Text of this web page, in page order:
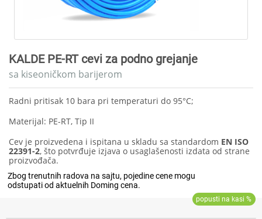
KALDE PE-RT cevi za podno grejanje
sa kiseoničkom barijerom
Radni pritisak 10 bara pri temperaturi do 95°C;
Materijal: PE-RT, Tip II
Cev je proizvedena i ispitana u skladu sa standardom EN ISO
22391-2, što potvrđuje izjava o usaglašenosti izdata od strane
proizvođača.